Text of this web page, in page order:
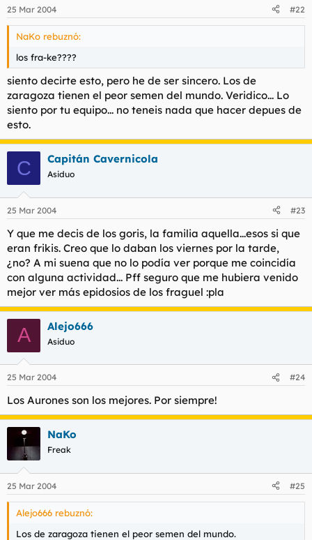
25 Mar 2004 #22
NaKo rebuznó:
los fra-ke????
siento decirte esto, pero he de ser sincero. Los de
zaragoza tienen el peor semen del mundo. Veridico... Lo
siento por tu equipo... no teneis nada que hacer depues de
esto.
C Capitán Cavernicola
Asiduo
25 Mar 2004 #23
Y que me decis de los goris, la familia aquella...esos si que
eran frikis. Creo que lo daban los viernes por la tarde,
¿no? A mi suena que no lo podía ver porque me coincidía
con alguna actividad... Pff seguro que me hubiera venido
mejor ver más epidosios de los fraguel :pla
A Alejo666
Asiduo
25 Mar 2004 #24
Los Aurones son los mejores. Por siempre!
NaKo
Freak
25 Mar 2004 #25
Alejo666 rebuznó:
Los de zaragoza tienen el peor semen del mundo.